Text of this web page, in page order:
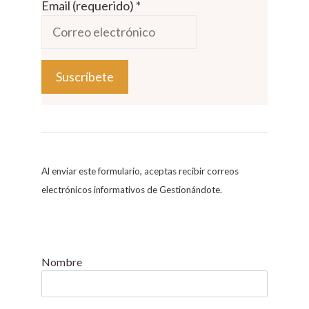
Email (requerido) *
o
s
t
C
n
Al enviar este formulario, aceptas recibir correos
electrónicos informativos de Gestionándote.
Nombre